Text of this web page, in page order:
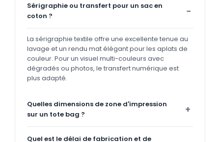
Sérigraphie ou transfert pour un sac en
coton ?
La sérigraphie textile offre une excellente tenue au
lavage et un rendu mat élégant pour les aplats de
couleur. Pour un visuel multi-couleurs avec
dégradés ou photos, le transfert numérique est
plus adapté.
Quelles dimensions de zone d'impression
sur un tote bag ?
Quel est le délai de fabrication et de